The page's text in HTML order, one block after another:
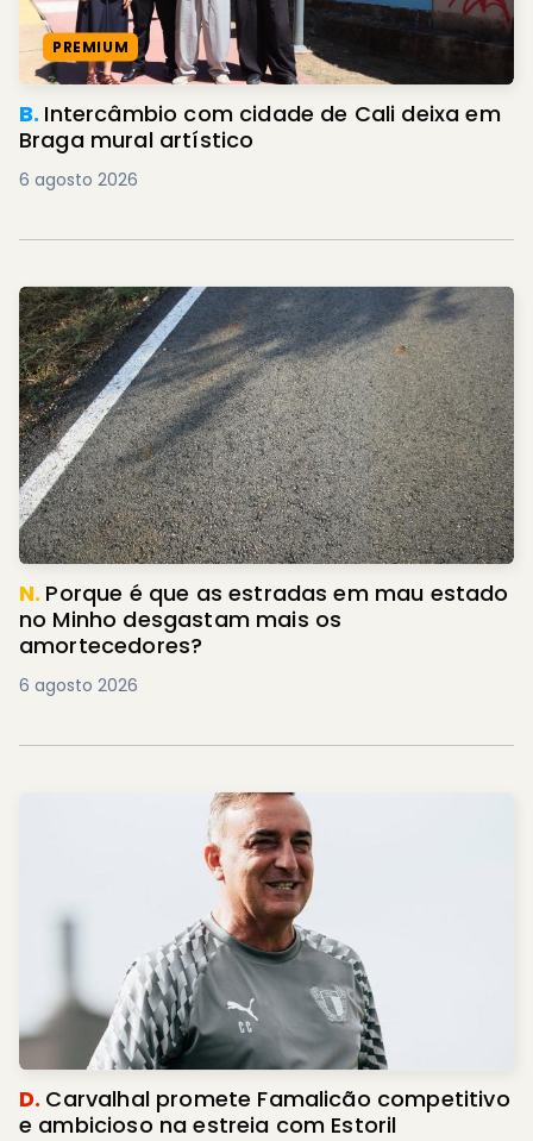
PREMIUM
B. Intercâmbio com cidade de Cali deixa em
Braga mural artístico
6 agosto 2026
N. Porque é que as estradas em mau estado
no Minho desgastam mais os
amortecedores?
6 agosto 2026
D. Carvalhal promete Famalicão competitivo
e ambicioso na estreia com Estoril